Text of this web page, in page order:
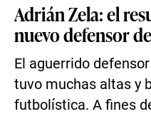
Adrián Zela: el
nuevo defensor
El aguerrido
tuvo muchas altas y
futbolística. A fines